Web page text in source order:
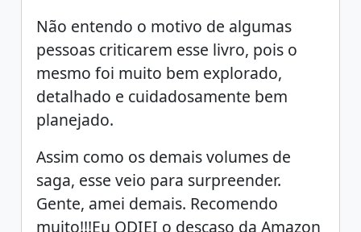
Não entendo o motivo de algumas
pessoas criticarem esse livro, pois o
mesmo foi muito bem explorado,
detalhado e cuidadosamente bem
planejado.
Assim como os demais volumes de
saga, esse veio para surpreender.
Gente, amei demais. Recomendo
muito!!!Eu ODIEI o descaso da Amazon